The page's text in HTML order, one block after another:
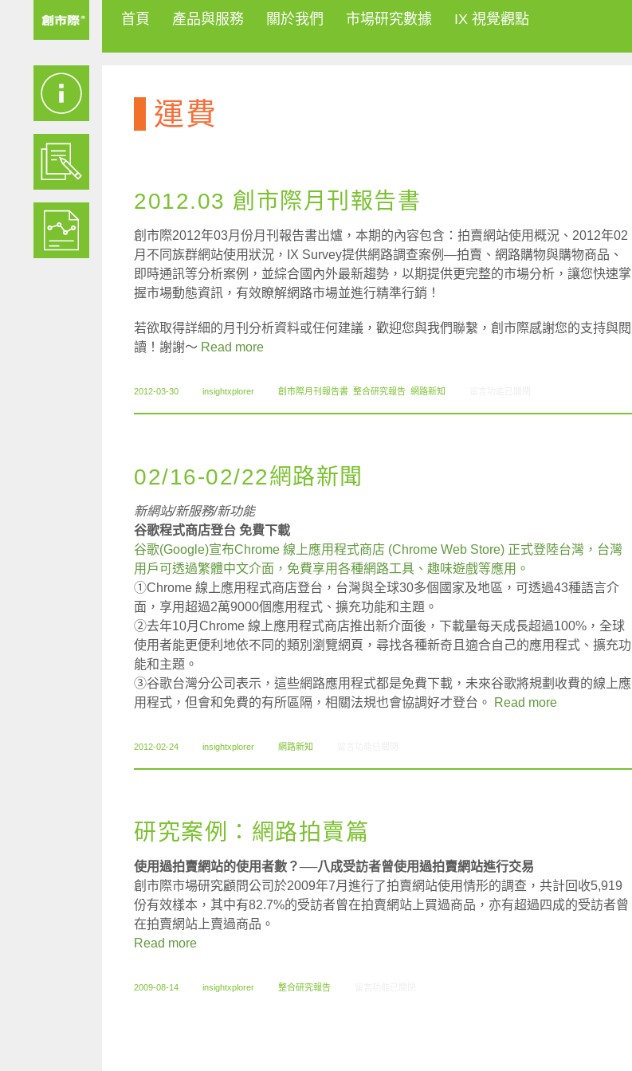
首頁 產品與服務 關於我們 市場研究數據 IX 視覺觀點
運費
2012.03 創市際月刊報告書
創市際2012年03月份月刊報告書出爐，本期的內容包含：拍賣網站使用概況、2012年02
月不同族群網站使用狀況，IX Survey提供網路調查案例—拍賣、網路購物與購物商品、
即時通訊等分析案例，並綜合國內外最新趨勢，以期提供更完整的市場分析，讓您快速掌
握市場動態資訊，有效瞭解網路市場並進行精準行銷！
若欲取得詳細的月刊分析資料或任何建議，歡迎您與我們聯繫，創市際感謝您的支持與閱
讀！謝謝～ Read more
2012-03-30 insightxplorer 創市際月刊報告書 整合研究報告 網路新知
02/16-02/22網路新聞
新網站/新服務/新功能
谷歌程式商店登台 免費下載
谷歌(Google)宣布Chrome 線上應用程式商店 (Chrome Web Store) 正式登陸台灣，台灣
用戶可透過繁體中文介面，免費享用各種網路工具、趣味遊戲等應用。
①Chrome 線上應用程式商店登台，台灣與全球30多個國家及地區，可透過43種語言介
面，享用超過2萬9000個應用程式、擴充功能和主題。
②去年10月Chrome 線上應用程式商店推出新介面後，下載量每天成長超過100%，全球
使用者能更便利地依不同的類別瀏覽網頁，尋找各種新奇且適合自己的應用程式、擴充功
能和主題。
③谷歌台灣分公司表示，這些網路應用程式都是免費下載，未來谷歌將規劃收費的線上應
用程式，但會和免費的有所區隔，相關法規也會協調好才登台。
Read more
2012-02-24 insightxplorer 網路新知
研究案例：網路拍賣篇
使用過拍賣網站的使用者數？──八成受訪者曾使用過拍賣網站進行交易
創市際市場研究顧問公司於2009年7月進行了拍賣網站使用情形的調查，共計回收5,919
份有效樣本，其中有82.7%的受訪者曾在拍賣網站上買過商品，亦有超過四成的受訪者曾
在拍賣網站上賣過商品。
Read more
2009-08-14 insightxplorer 整合研究報告